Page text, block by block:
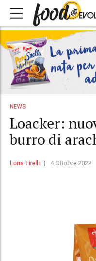
NEWS
Loacker:
burro di
Loris Tirelli 4 Ottobre 2022